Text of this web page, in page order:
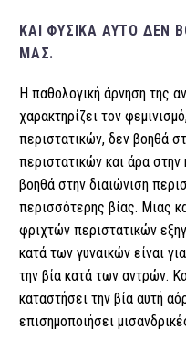
ΚΑΙ ΦΥΣΙΚΆ ΑΥΤΌ ΔΕΝ
ΜΑΣ.
Η παθολογική άρνηση της
χαρακτηρίζει τον
περιστατικών, δεν βοηθά
περιστατικών και άρα
βοηθά στην διαιώνιση
περισσότερης βίας. Μιας
φριχτών περιστατικών
κατά των γυναικών είναι
την βία κατά των αντρών.
καταστήσει την βία αυτή
επισημοποιήσει